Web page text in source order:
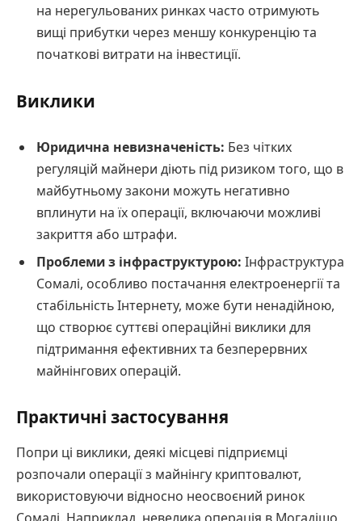
на нерегульованих ринках часто отримують
вищі прибутки через меншу конкуренцію та
початкові витрати на інвестиції.
Виклики
Юридична невизначеність: Без чітких
регуляцій майнери діють під ризиком того, що в
майбутньому закони можуть негативно
вплинути на їх операції, включаючи можливі
закриття або штрафи.
Проблеми з інфраструктурою: Інфраструктура
Сомалі, особливо постачання електроенергії та
стабільність Інтернету, може бути ненадійною,
що створює суттєві операційні виклики для
підтримання ефективних та безперервних
майнінгових операцій.
Практичні застосування
Попри ці виклики, деякі місцеві підприємці
розпочали операції з майнінгу криптовалют,
використовуючи відносно неосвоєний ринок